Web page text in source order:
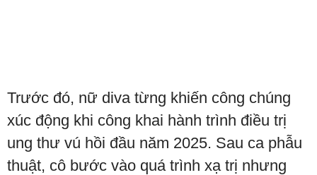
Trước đó, nữ diva từng khiến công chúng
xúc động khi công khai hành trình điều trị
ung thư vú hồi đầu năm 2025. Sau ca phẫu
thuật, cô bước vào quá trình xạ trị nhưng